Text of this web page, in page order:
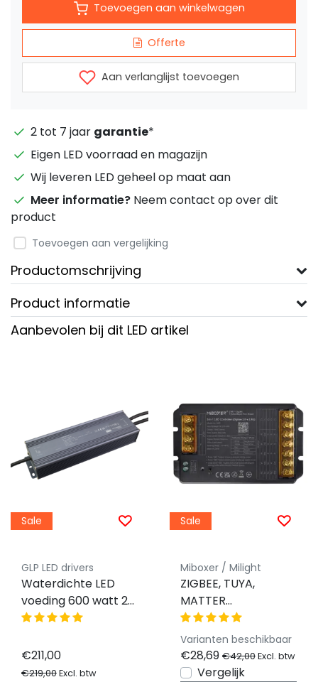
Toevoegen aan winkelwagen
Offerte
Aan verlanglijst toevoegen
2 tot 7 jaar garantie*
Eigen LED voorraad en magazijn
Wij leveren LED geheel op maat aan
Meer informatie? Neem contact op over dit
product
Toevoegen aan vergelijking
Productomschrijving
Product informatie
Aanbevolen bij dit LED artikel
Sale
GLP LED drivers
Waterdichte LED
voeding 600 watt 24
volt 25 Ampère –
GSMC-600-24
€211,00
€219,00Excl. btw
Sale
Miboxer / Milight
ZIGBEE, TUYA,
MATTER
Professionele 30
ampere LED
controller 5 in 1 -
Single Color/Dual
Varianten beschikbaar
€28,69 €42,00Excl. btw
Vergelijk